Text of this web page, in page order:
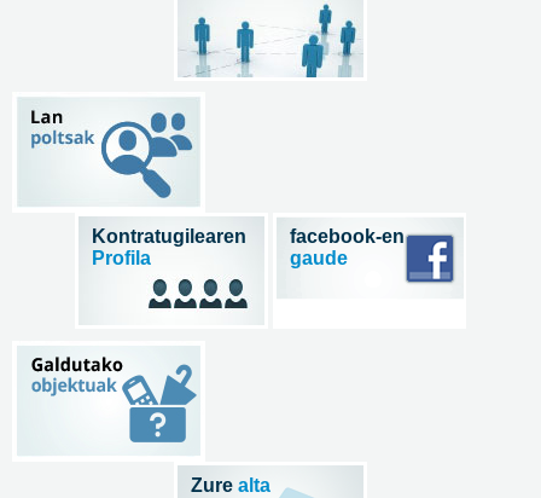
Kontratugilearen
Profila
facebook-en
gaude
Zure alta